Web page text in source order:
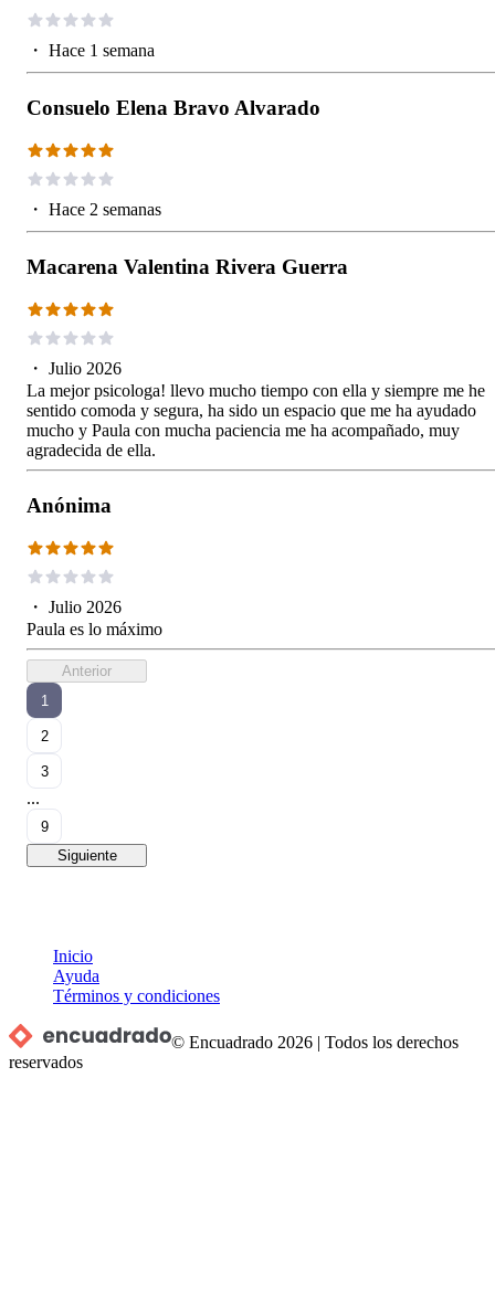
・ Hace 1 semana
Consuelo Elena Bravo Alvarado
・ Hace 2 semanas
Macarena Valentina Rivera Guerra
・ Julio 2026
La mejor psicologa! llevo mucho tiempo con ella y siempre me he
sentido comoda y segura, ha sido un espacio que me ha ayudado
mucho y Paula con mucha paciencia me ha acompañado, muy
agradecida de ella.
Anónima
・ Julio 2026
Paula es lo máximo
Anterior
1
2
3
...
9
Siguiente
Inicio
Ayuda
Términos y condiciones
© Encuadrado 2026 |Todos los derechos
reservados